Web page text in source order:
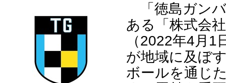
「徳島ガン
ある「株式会
（2022年4月
が地域に及ぼ
ボールを通じ